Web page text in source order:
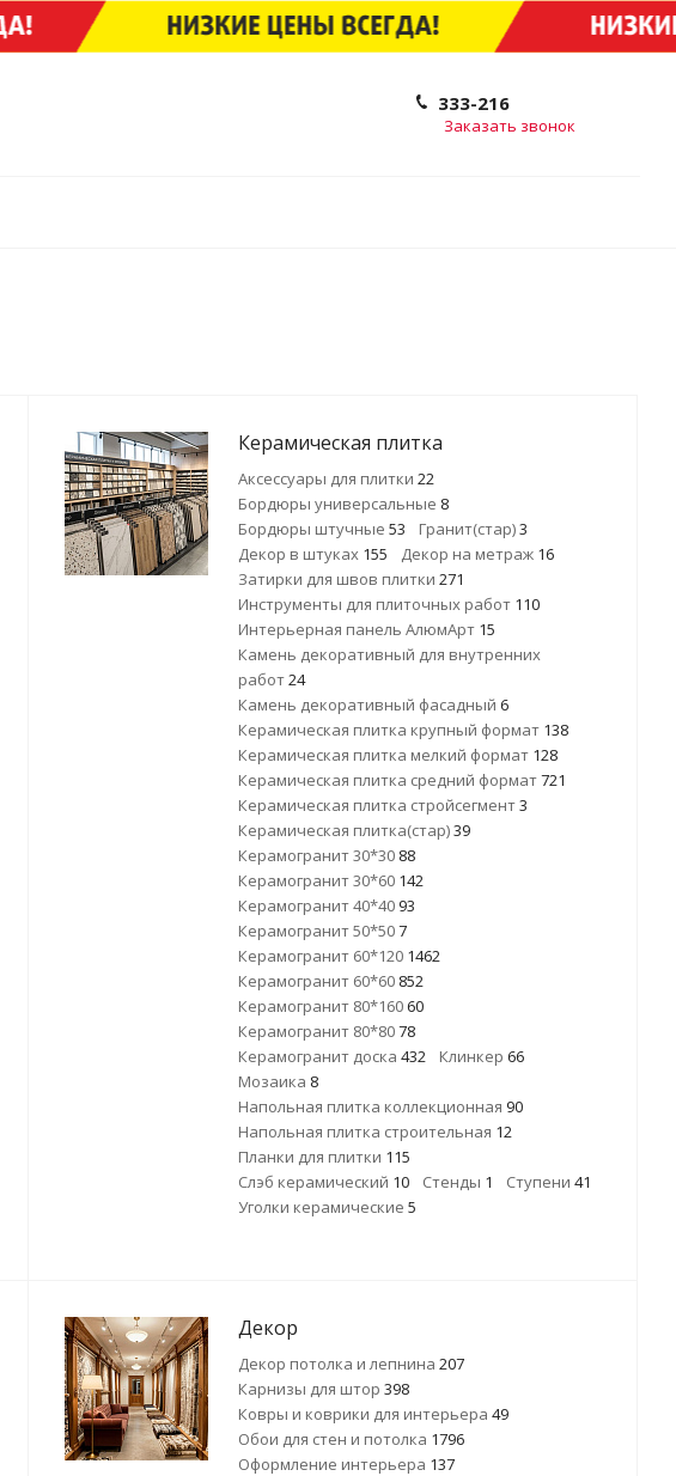
333-216
Заказать звонок
Керамическая плитка
Аксессуары для плитки 22
Бордюры универсальные 8
Бордюры штучные 53 Гранит(стар)3
Декор в штуках 155 Декор на метраж 16
Затирки для швов плитки 271
Инструменты для плиточных работ 110
Интерьерная панель АлюмАрт 15
Камень декоративный для внутренних
работ24
Камень декоративный фасадный 6
Керамическая плитка крупный формат 138
Керамическая плитка мелкий формат 128
Керамическая плитка средний формат721
Керамическая плитка стройсегмент3
Керамическая плитка(стар)39
Керамогранит 30*30 88
Керамогранит 30*60 142
Керамогранит 40*40 93
Керамогранит 50*507
Керамогранит 60*120 1462
Керамогранит 60*60 852
Керамогранит 80*160 60
Керамогранит 80*8078
Керамогранит доска 432 Клинкер 66
Мозаика 8
Напольная плитка коллекционная 90
Напольная плитка строительная 12
Планки для плитки 115
Слэб керамический 10 Стенды 1 Ступени 41
Уголки керамические 5
Декор
Декор потолка и лепнина 207
Карнизы для штор 398
Ковры и коврики для интерьера 49
Обои для стен и потолка 1796
Оформление интерьера 137